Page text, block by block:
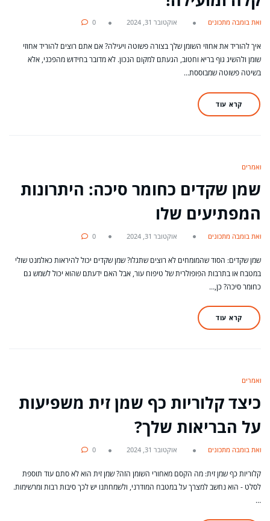
מאת בומבה מתכונים אוקטובר 31, 2024 0
איך להוריד את אחוזי השומן שלך בצורה פשוטה ויעילה? אם אתם רוצים להוריד אחוזי
שומן ולהשיג גוף בריא וחטוב, הגעתם למקום הנכון. לא מדובר בחידוש מהפכני, אלא
בשיטה פשוטה שמבוססת…
קרא עוד
מאמרים
שמן שקדים כחומר סיכה: היתרונות
המפתיעים שלו
מאת בומבה מתכונים אוקטובר 31, 2024 0
שמן שקדים: הסוד שהמומחים לא רוצים שתגלו? שמן שקדים יכול להיראות כאלמנט שולי
במטבח או בתרבות הפופולרית של טיפוח עור, אבל האם ידעתם שהוא יכול לשמש גם
כחומר סיכה? כן,…
קרא עוד
מאמרים
כיצד קלוריות כף שמן זית משפיעות
על הבריאות שלך?
מאת בומבה מתכונים אוקטובר 31, 2024 0
קלוריות כף שמן זית: מה הקסם מאחורי השומן הזה? שמן זית הוא לא סתם עוד תוספת
לסלט - הוא נחשב למצרך על במטבח המודרני, ולשמחתנו יש לכך סיבות רבות ומרשימות.
…